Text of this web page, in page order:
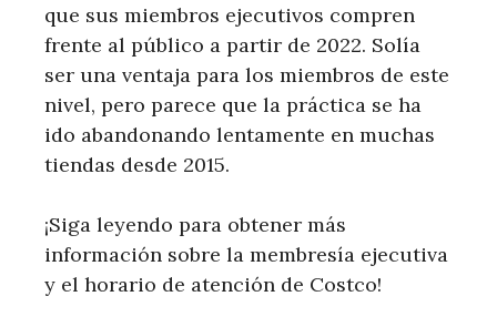
que sus miembros ejecutivos compren
frente al público a partir de 2022. Solía ​​
ser una ventaja para los miembros de este
nivel, pero parece que la práctica se ha
ido abandonando lentamente en muchas
tiendas desde 2015.
¡Siga leyendo para obtener más
información sobre la membresía ejecutiva
y el horario de atención de Costco!